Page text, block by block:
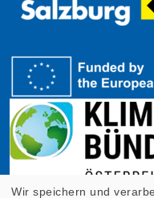
Wir speichern und